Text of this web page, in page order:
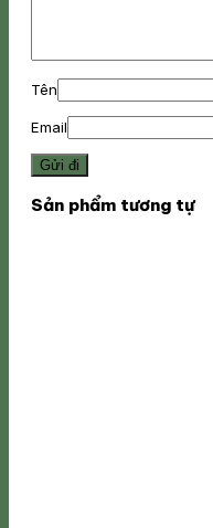
Tên
Email
Sản phẩm tương tự